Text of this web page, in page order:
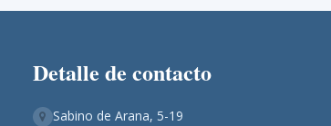
Detalle de contacto
Sabino de Arana, 5-19